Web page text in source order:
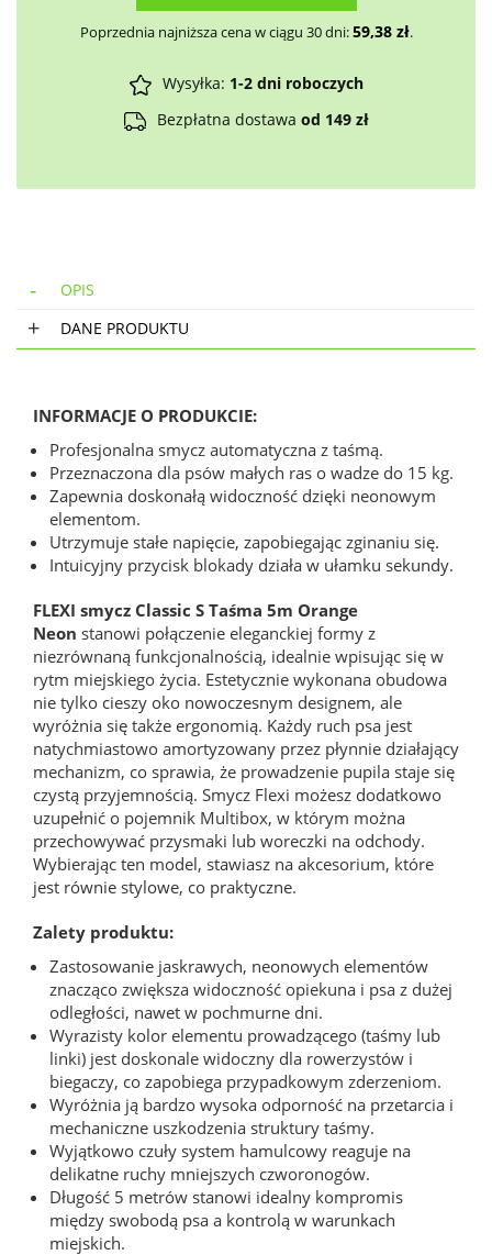
Poprzednia najniższa cena w ciągu 30 dni:59,38 zł.
Wysyłka: 1-2 dni roboczych
Bezpłatna dostawa od 149 zł
OPIS
DANE PRODUKTU
INFORMACJE O PRODUKCIE:
Profesjonalna smycz automatyczna z taśmą.
Przeznaczona dla psów małych ras o wadze do 15 kg.
Zapewnia doskonałą widoczność dzięki neonowym
elementom.
Utrzymuje stałe napięcie, zapobiegając zginaniu się.
Intuicyjny przycisk blokady działa w ułamku sekundy.
FLEXI smycz Classic S Taśma 5m Orange
Neon stanowi połączenie eleganckiej formy z
niezrównaną funkcjonalnością, idealnie wpisując się w
rytm miejskiego życia. Estetycznie wykonana obudowa
nie tylko cieszy oko nowoczesnym designem, ale
wyróżnia się także ergonomią. Każdy ruch psa jest
natychmiastowo amortyzowany przez płynnie działający
mechanizm, co sprawia, że prowadzenie pupila staje się
czystą przyjemnością. Smycz Flexi możesz dodatkowo
uzupełnić o pojemnik Multibox, w którym można
przechowywać przysmaki lub woreczki na odchody.
Wybierając ten model, stawiasz na akcesorium, które
jest równie stylowe, co praktyczne.
Zalety produktu:
Zastosowanie jaskrawych, neonowych elementów
znacząco zwiększa widoczność opiekuna i psa z dużej
odległości, nawet w pochmurne dni.
Wyrazisty kolor elementu prowadzącego (taśmy lub
linki) jest doskonale widoczny dla rowerzystów i
biegaczy, co zapobiega przypadkowym zderzeniom.
Wyróżnia ją bardzo wysoka odporność na przetarcia i
mechaniczne uszkodzenia struktury taśmy.
Wyjątkowo czuły system hamulcowy reaguje na
delikatne ruchy mniejszych czworonogów.
Długość 5 metrów stanowi idealny kompromis
między swobodą psa a kontrolą w warunkach
miejskich.